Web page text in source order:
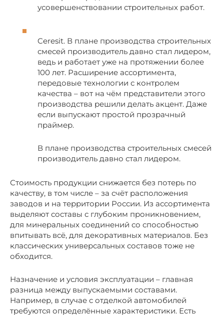
усовершенствовании строительных работ.
Ceresit. В плане производства строительных
смесей производитель давно стал лидером,
ведь и работает уже на протяжении более
100 лет. Расширение ассортимента,
передовые технологии с контролем
качества – вот на чём представители этого
производства решили делать акцент. Даже
если выпускают простой прозрачный
праймер.
В плане производства строительных смесей
производитель давно стал лидером.
Стоимость продукции снижается без потерь по
качеству, в том числе – за счёт расположения
заводов и на территории России. Из ассортимента
выделяют составы с глубоким проникновением,
для минеральных соединений со способностью
впитывать всё, для декоративных материалов. Без
классических универсальных составов тоже не
обходится.
Назначение и условия эксплуатации – главная
разница между выпускаемыми составами.
Например, в случае с отделкой автомобилей
требуются определённые характеристики. Есть